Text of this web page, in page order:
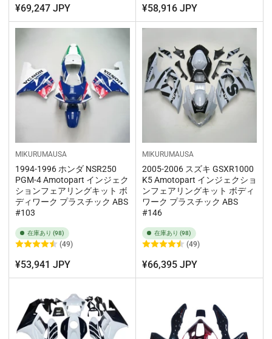
¥69,247 JPY ¥58,916 JPY
MIKURUMAUSA
1994-1996 ホンダ NSR250
PGM-4 Amotopart インジェク
ションフェアリングキット ボ
ディワーク プラスチック ABS
#103
在庫あり (98)
(49)
¥53,941 JPY
MIKURUMAUSA
2005-2006 スズキ GSXR1000
K5 Amotopart インジェクショ
ンフェアリングキット ボディ
ワーク プラスチック ABS
#146
在庫あり (98)
(49)
¥66,395 JPY